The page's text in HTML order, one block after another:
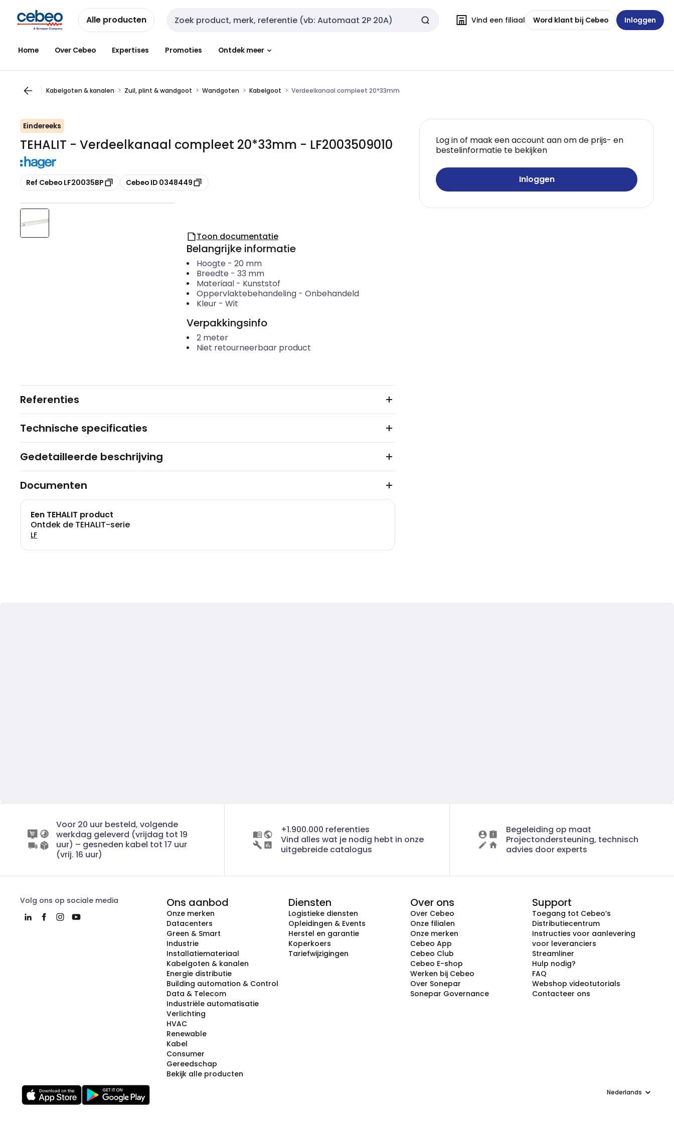
naar
navigatie
naar
inhoud
Alle producten Zoekveld invoer Vind een filiaal Word klant bij Cebeo Inloggen
Home Over Cebeo Expertises Promoties Ontdek meer
Kabelgoten & kanalen Zuil, plint & wandgoot Wandgoten Kabelgoot Verdeelkanaal compleet 20*33mm
Eindereeks
TEHALIT - Verdeelkanaal compleet 20*33mm - LF2003509010
Kopiëren
Ref Cebeo LF20035BP Kopiëren
Cebeo ID 0348449
Log in of maak een account aan om de prijs- en
bestelinformatie te bekijken
Inloggen
Toon documentatie
Belangrijke informatie
Hoogte - 20 mm
Breedte - 33 mm
Materiaal- Kunststof
Oppervlaktebehandeling- Onbehandeld
Kleur- Wit
Verpakkingsinfo
2 meter
Niet retourneerbaar product
Referenties
Technische specificaties
Gedetailleerde beschrijving
Documenten
Een TEHALIT product
Ontdek de TEHALIT-serie
LF
Voor 20 uur besteld, volgende
werkdag geleverd (vrijdag tot 19
uur) – gesneden kabel tot 17 uur
(vrij. 16 uur)
+1.900.000 referenties
Vind alles wat je nodig hebt in onze
uitgebreide catalogus
Begeleiding op maat
Projectondersteuning, technisch
advies door experts
Volg ons op sociale media Ons aanbod
Onze merken
Datacenters
Green & Smart
Industrie
Installatiemateriaal
Kabelgoten & kanalen
Energie distributie
Building automation & Control
Data & Telecom
Industriële automatisatie
Verlichting
HVAC
Renewable
Kabel
Consumer
Gereedschap
Bekijk alle producten
Diensten
Logistieke diensten
Opleidingen & Events
Herstel en garantie
Koperkoers
Tariefwijzigingen
Over ons
Over Cebeo
Onze filialen
Onze merken
Cebeo App
Cebeo Club
Cebeo E-shop
Werken bij Cebeo
Over Sonepar
Sonepar Governance
Support
Toegang tot Cebeo’s
Distributiecentrum
Instructies voor aanlevering
voor leveranciers
Streamliner
Hulp nodig?
FAQ
Webshop videotutorials
Contacteer ons
Taal